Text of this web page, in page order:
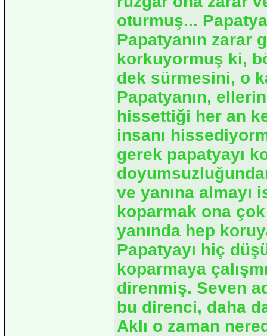
oturmuş...
Papatyanın zarar
korkuyormuş ki,
dek sürmesini, o
Papatyanın,
hissettiği her an
insanı
gerek papatyayı
ve yanına almayı
koparmak ona
yanında hep
Papatyayı hiç
koparmaya
direnmiş. Seven
bu direnci, daha
Aklı o zaman